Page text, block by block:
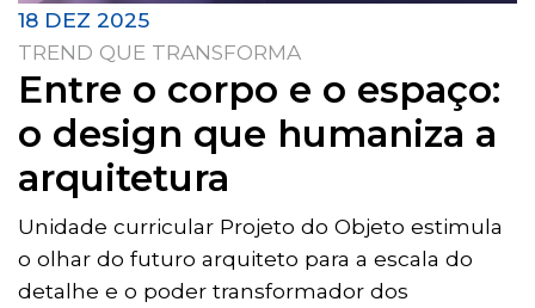
18 DEZ 2025
TREND QUE TRANSFORMA
Entre o corpo e o espaço:
o design que humaniza a
arquitetura
Unidade curricular Projeto do Objeto estimula
o olhar do futuro arquiteto para a escala do
detalhe e o poder transformador dos